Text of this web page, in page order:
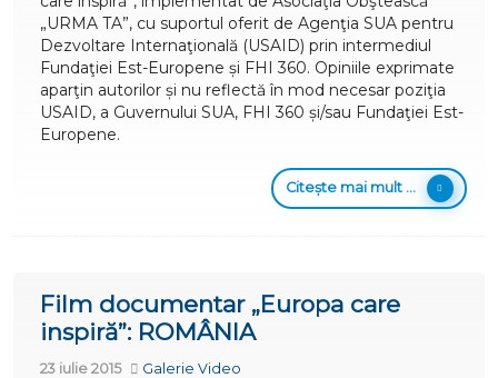
„URMA TA”, cu suportul oferit de Agenţia SUA pentru
Dezvoltare Internaţională (USAID) prin intermediul
Fundaţiei Est-Europene și FHI 360. Opiniile exprimate
aparţin autorilor și nu reflectă în mod necesar poziţia
USAID, a Guvernului SUA, FHI 360 și/sau Fundaţiei Est-
Europene.
Citește mai mult ...
Film documentar „Europa care
inspiră”: ROMÂNIA
23 iulie 2015 Galerie Video